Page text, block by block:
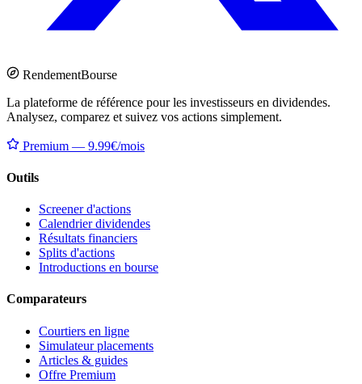
RendementBourse
La plateforme de référence pour les investisseurs en dividendes.
Analysez, comparez et suivez vos actions simplement.
Premium — 9.99€/mois
Outils
Screener d'actions
Calendrier dividendes
Résultats financiers
Splits d'actions
Introductions en bourse
Comparateurs
Courtiers en ligne
Simulateur placements
Articles & guides
Offre Premium